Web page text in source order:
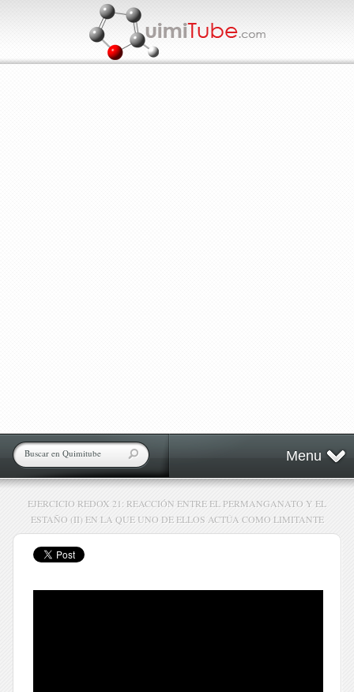
Menu
EJERCICIO REDOX 21: REACCIÓN ENTRE EL PERMANGANATO Y EL
ESTAÑO (II) EN LA QUE UNO DE ELLOS ACTÚA COMO LIMITANTE